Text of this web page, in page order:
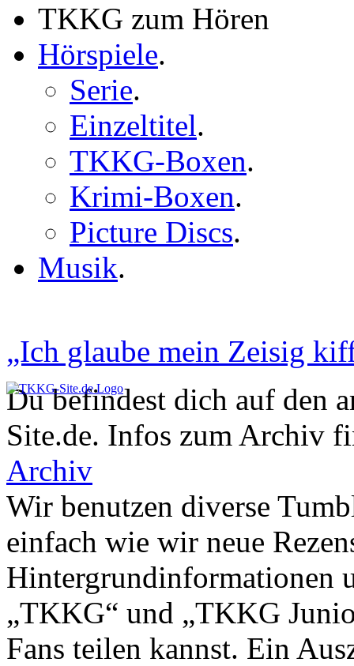
TKKG zum Hören
Hörspiele.
Serie.
Einzeltitel.
TKKG-Boxen.
Krimi-Boxen.
Picture Discs.
Musik.
„Ich glaube mein Zeisig
Du befindest dich auf den
Site.de. Infos zum Archiv
Archiv
Wir benutzen diverse
einfach wie wir neue
Hintergrundinformationen
„TKKG“ und „TKKG
Fans teilen kannst. Ein